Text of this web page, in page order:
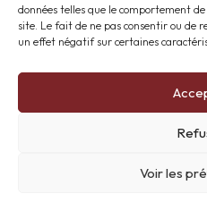
données telles que le comportement
site. Le fait de ne pas consentir ou de
un effet négatif sur certaines
Voir les
Facebook
Politique de cookies (UE)